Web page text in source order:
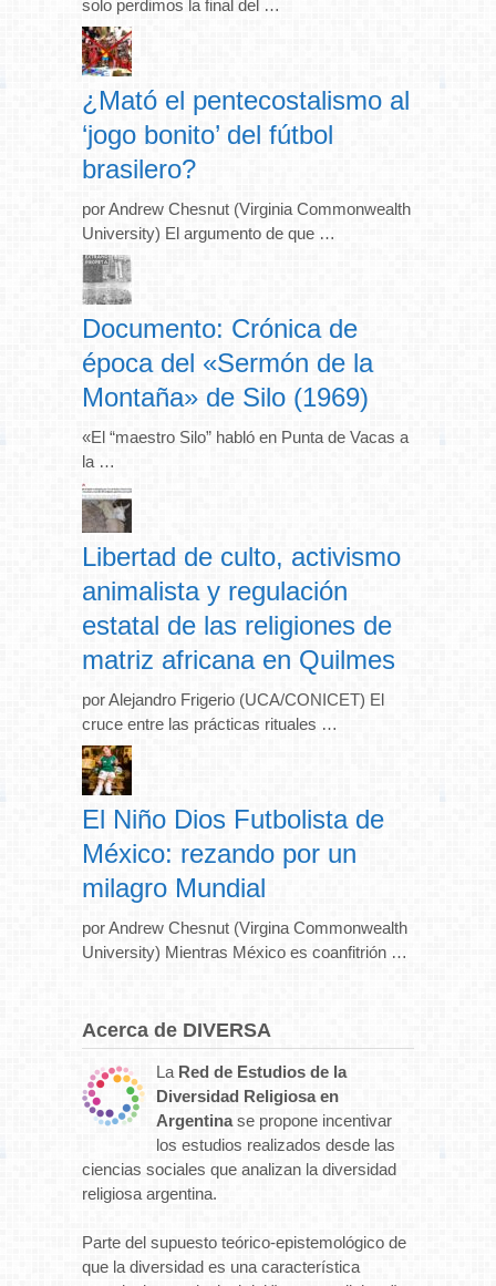
solo perdimos la final del …
¿Mató el pentecostalismo al
‘jogo bonito’ del fútbol
brasilero?
por Andrew Chesnut (Virginia Commonwealth
University) El argumento de que …
Documento: Crónica de
época del «Sermón de la
Montaña» de Silo (1969)
«El “maestro Silo” habló en Punta de Vacas a
la …
Libertad de culto, activismo
animalista y regulación
estatal de las religiones de
matriz africana en Quilmes
por Alejandro Frigerio (UCA/CONICET) El
cruce entre las prácticas rituales …
El Niño Dios Futbolista de
México: rezando por un
milagro Mundial
por Andrew Chesnut (Virgina Commonwealth
University) Mientras México es coanfitrión …
Acerca de DIVERSA
La Red de Estudios de la
Diversidad Religiosa en
Argentinase propone incentivar
los estudios realizados desde las
ciencias sociales que analizan la diversidad
religiosa argentina.
Parte del supuesto teórico-epistemológico de
que la diversidad es una característica